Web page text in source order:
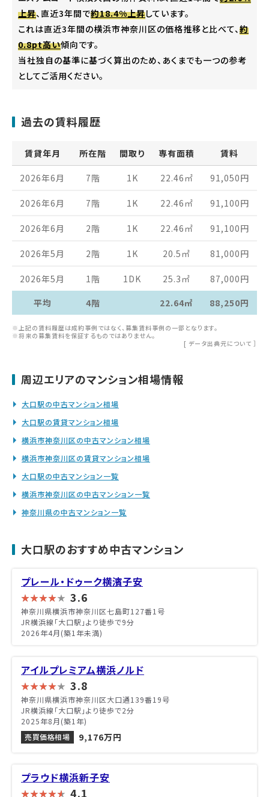
上昇、直近3年間で約18.4%上昇しています。
これは直近3年間の横浜市神奈川区の価格推移と比べて、約
0.8pt高い傾向です。
当社独自の基準に基づく算出のため、あくまでも一つの参考
としてご活用ください。
過去の賃料履歴
賃貸年月 所在階 間取り 専有面積 賃料
2026年6月 7階 1K 22.46 ㎡ 91,050円
2026年6月 7階 1K 22.46 ㎡ 91,100円
2026年6月 2階 1K 22.46 ㎡ 91,100円
2026年5月 2階 1K 20.5 ㎡ 81,000円
2026年5月 1階 1DK 25.3 ㎡ 87,000円
平均
4階 22.64㎡ 88,250円
※上記の賃料履歴は成約事例ではなく、募集賃料事例の一部となります。
※将来の募集賃料を保証するものではありません。
[ データ出典元について ］
周辺エリアのマンション相場情報
大口駅の中古マンション相場
大口駅の賃貸マンション相場
横浜市神奈川区の中古マンション相場
横浜市神奈川区の賃貸マンション相場
大口駅の中古マンション一覧
横浜市神奈川区の中古マンション一覧
神奈川県の中古マンション一覧
大口駅のおすすめ中古マンション
プレール・ドゥーク横濱子安
3.6
神奈川県横浜市神奈川区七島町127番1号
JR横浜線「大口駅」より徒歩で9分
2026年4月(築1年未満)
アイルプレミアム横浜ノルド
3.8
神奈川県横浜市神奈川区大口通139番19号
JR横浜線「大口駅」より徒歩で2分
2025年8月(築1年)
売買価格相場
9,176万円
プラウド横浜新子安
4.1